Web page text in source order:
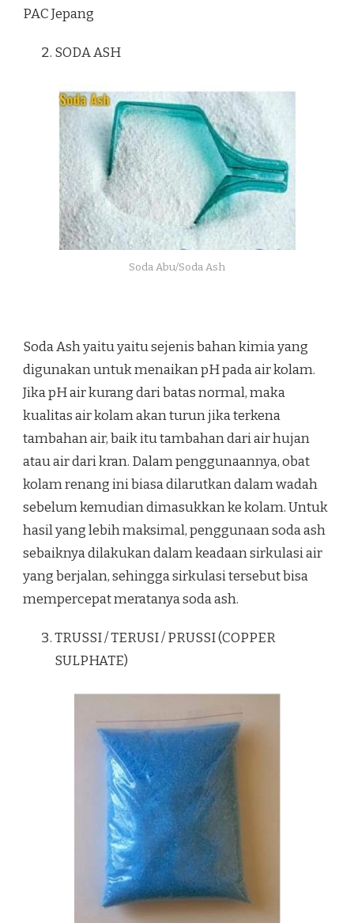
PAC Jepang
SODA ASH
Soda Abu/Soda Ash
Soda Ash yaitu yaitu sejenis bahan kimia yang
digunakan untuk menaikan pH pada air kolam.
Jika pH air kurang dari batas normal, maka
kualitas air kolam akan turun jika terkena
tambahan air, baik itu tambahan dari air hujan
atau air dari kran. Dalam penggunaannya, obat
kolam renang ini biasa dilarutkan dalam wadah
sebelum kemudian dimasukkan ke kolam. Untuk
hasil yang lebih maksimal, penggunaan soda ash
sebaiknya dilakukan dalam keadaan sirkulasi air
yang berjalan, sehingga sirkulasi tersebut bisa
mempercepat meratanya soda ash.
TRUSSI / TERUSI / PRUSSI (COPPER
SULPHATE)